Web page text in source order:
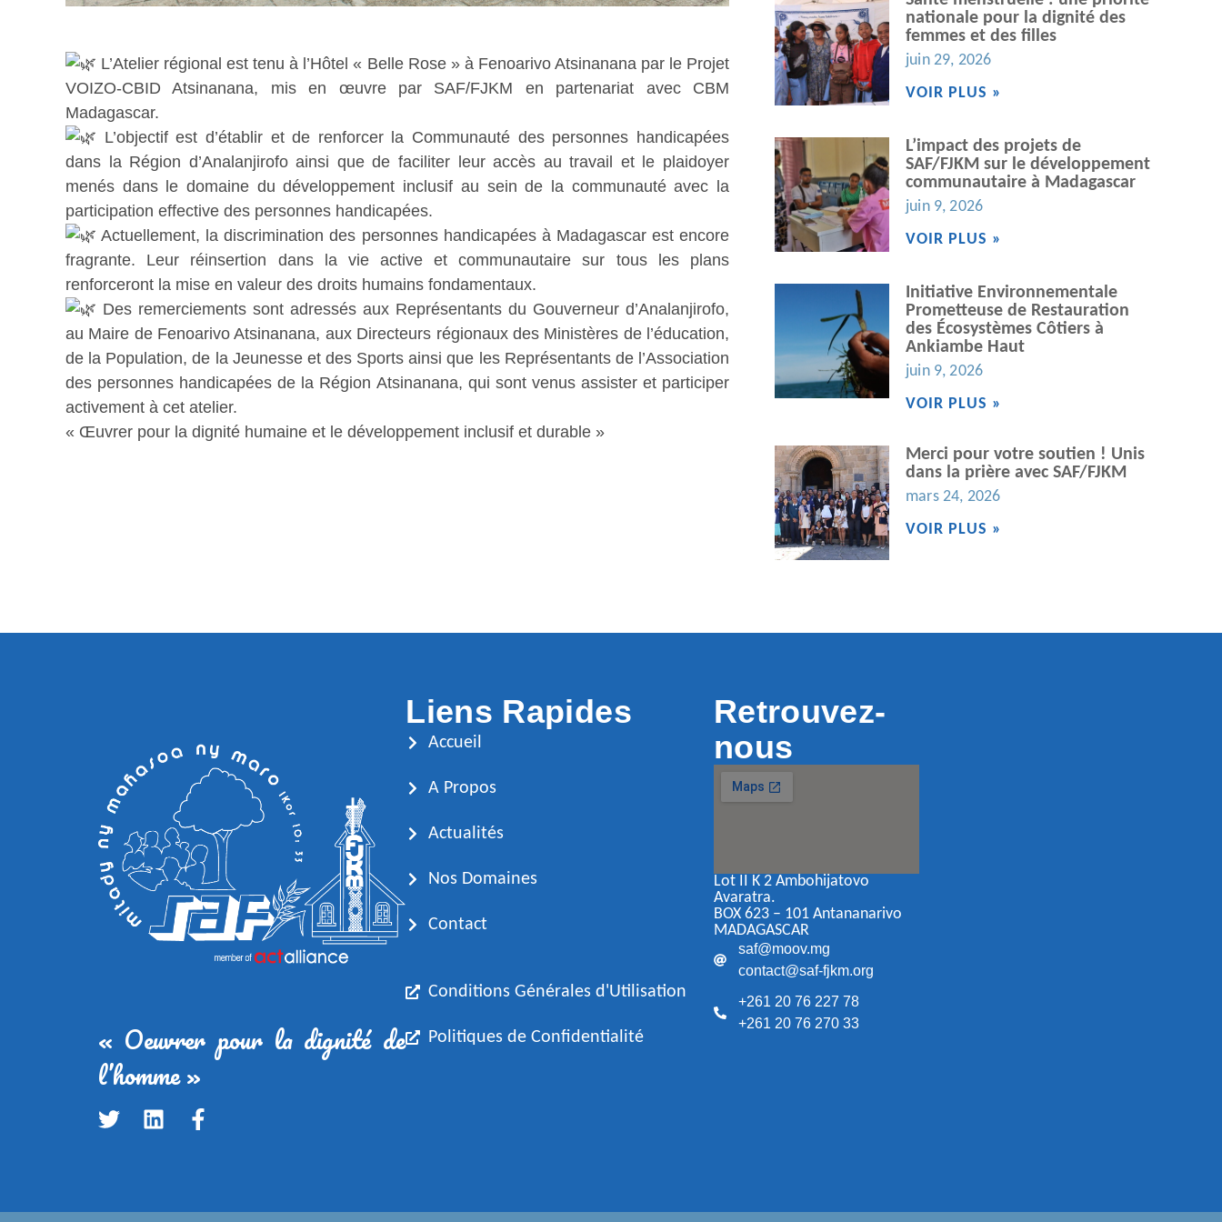
L’Atelier régional est tenu à l’Hôtel « Belle Rose » à Fenoarivo Atsinanana par le Projet
VOIZO-CBID Atsinanana, mis en œuvre par SAF/FJKM en partenariat avec CBM
Madagascar.
L’objectif est d’établir et de renforcer la Communauté des personnes handicapées
dans la Région d’Analanjirofo ainsi que de faciliter leur accès au travail et le plaidoyer
menés dans le domaine du développement inclusif au sein de la communauté avec la
participation effective des personnes handicapées.
Actuellement, la discrimination des personnes handicapées à Madagascar est encore
fragrante. Leur réinsertion dans la vie active et communautaire sur tous les plans
renforceront la mise en valeur des droits humains fondamentaux.
Des remerciements sont adressés aux Représentants du Gouverneur d’Analanjirofo,
au Maire de Fenoarivo Atsinanana, aux Directeurs régionaux des Ministères de l’éducation,
de la Population, de la Jeunesse et des Sports ainsi que les Représentants de l’Association
des personnes handicapées de la Région Atsinanana, qui sont venus assister et participer
activement à cet atelier.
« Œuvrer pour la dignité humaine et le développement inclusif et durable »
nationale pour la dignité des
femmes et des filles
juin 29, 2026
VOIR PLUS »
L’impact des projets de
SAF/FJKM sur le développement
communautaire à Madagascar
juin 9, 2026
VOIR PLUS »
Initiative Environnementale
Prometteuse de Restauration
des Écosystèmes Côtiers à
Ankiambe Haut
juin 9, 2026
VOIR PLUS »
Merci pour votre soutien ! Unis
dans la prière avec SAF/FJKM
mars 24, 2026
VOIR PLUS »
« Oeuvrer pour la dignité de
l’homme »
Liens Rapides
Accueil
A Propos
Actualités
Nos Domaines
Contact
Conditions Générales d'Utilisation
Politiques de Confidentialité
Retrouvez-
nous
Lot II K 2 Ambohijatovo
Avaratra.
BOX 623 – 101 Antananarivo
MADAGASCAR
saf@moov.mg
contact@saf-fjkm.org
+261 20 76 227 78
+261 20 76 270 33